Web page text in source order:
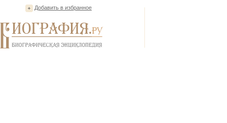
Добавить в избранное